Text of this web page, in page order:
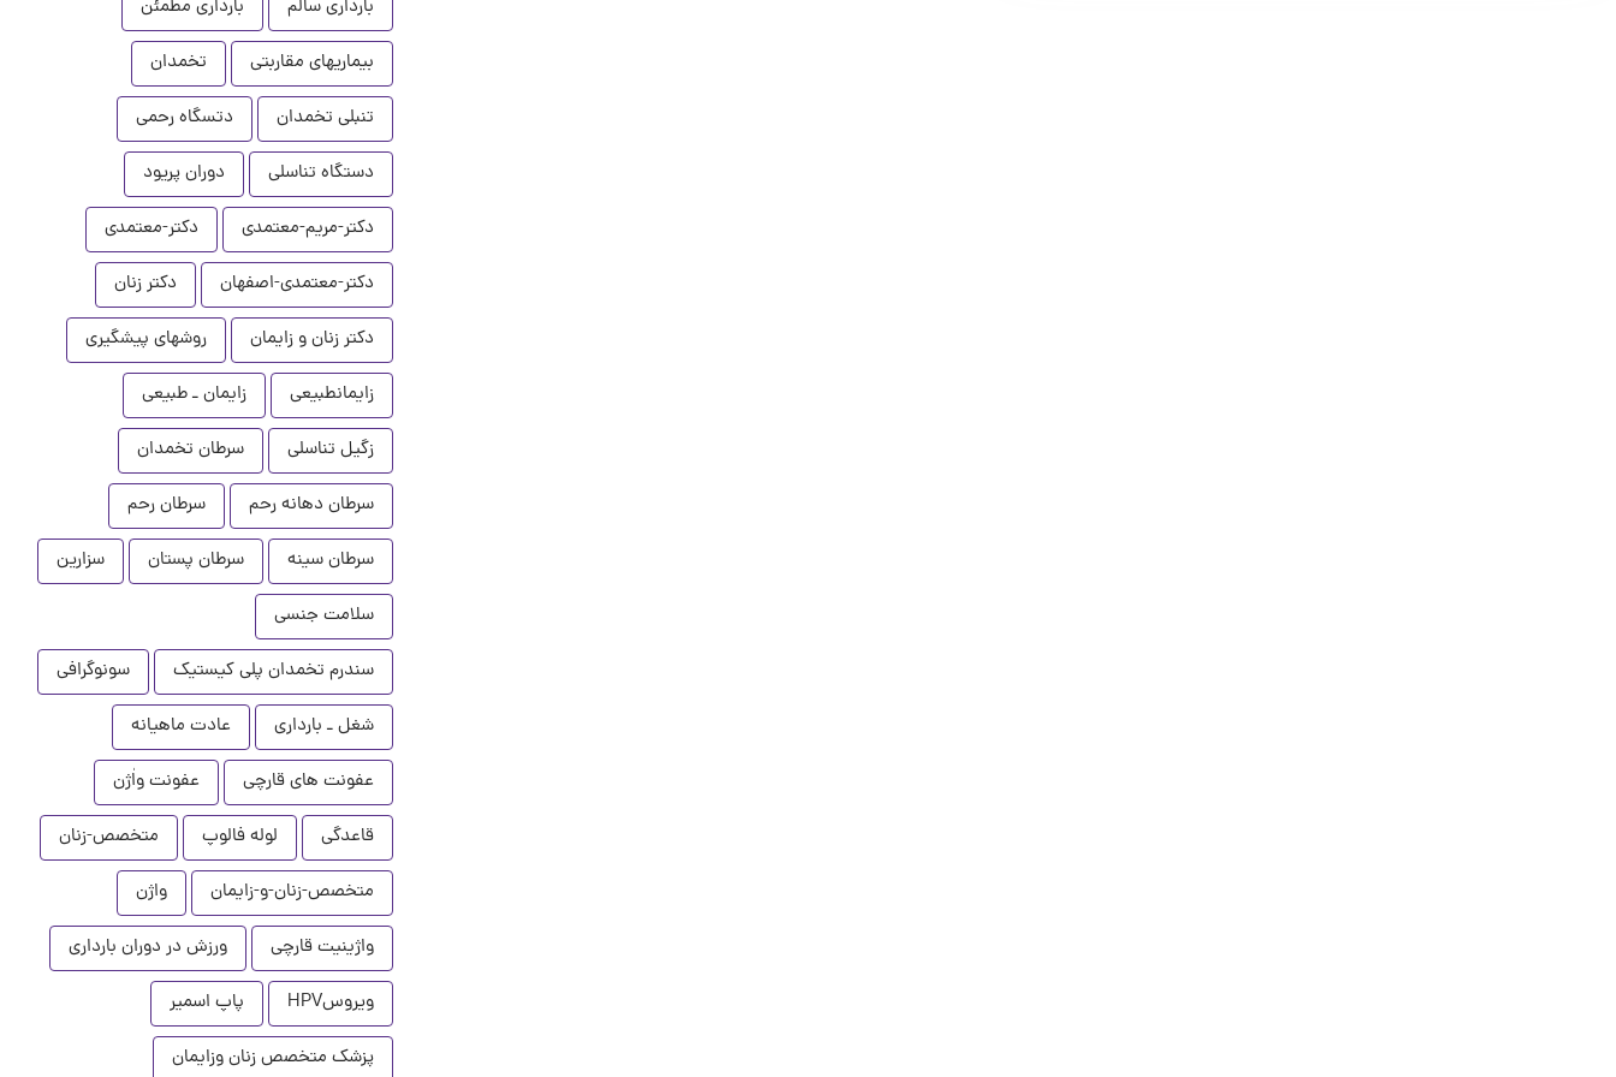
بارداری سالم
بارداری مطمئن
بیماریهای مقاربتی
تخمدان
تنبلی تخمدان
دتسگاه رحمی
دستگاه تناسلی
دوران پریود
دکتر-مریم-معتمدی
دکتر-معتمدی
دکتر-معتمدی-اصفهان
دکتر زنان
دکتر زنان و زایمان
روشهای پیشگیری
زایمانطبیعی
زایمان ـ طبیعی
زگیل تناسلی
سرطان تخمدان
سرطان دهانه رحم
سرطان رحم
سرطان سینه
سرطان پستان
سزارین
سلامت جنسی
سندرم تخمدان پلی کیستیک
سونوگرافی
شغل ـ بارداری
عادت ماهیانه
عفونت های قارچی
عفونت واٰژن
قاعدگی
لوله فالوپ
متخصص-زنان
متخصص-زنان-و-زایمان
واژن
واژینیت قارچی
ورزش در دوران بارداری
ویروسHPV
پاپ اسمیر
پزشک متخصص زنان وزایمان